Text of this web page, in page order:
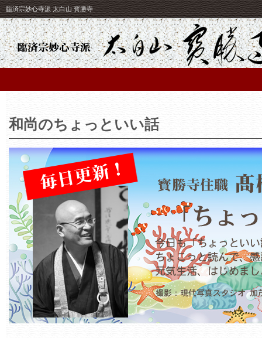
臨済宗妙心寺派 太白山 寳勝寺
和尚のちょっといい話